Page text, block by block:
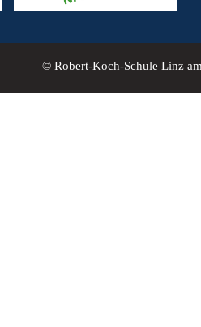
© Robert-Koch-Schule Linz